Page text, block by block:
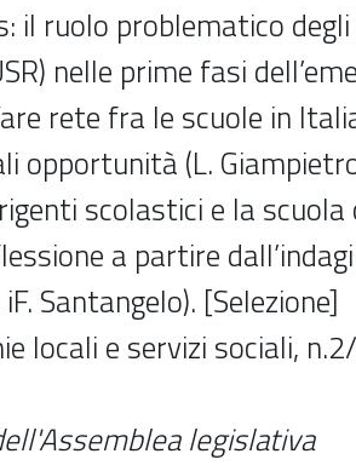
il ruolo problematico
nelle prime fasi
rete fra le scuole in
opportunità (L.
scolastici e la scuola
a partire
Santangelo). [Selezione]
locali e servizi sociali,
legislativa